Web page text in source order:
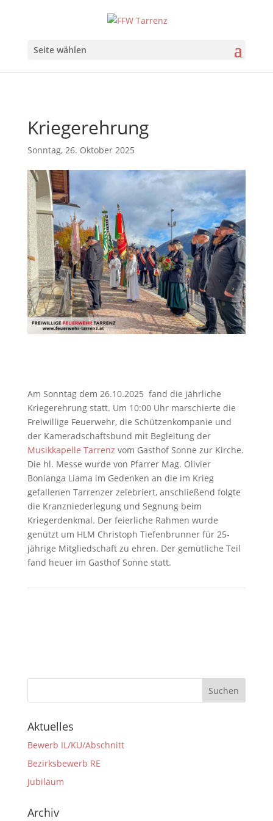
Seite wählen
Kriegerehrung
Sonntag, 26. Oktober 2025
Am Sonntag dem 26.10.2025 fand die jährliche
Kriegerehrung statt. Um 10:00 Uhr marschierte die
Freiwillige Feuerwehr, die Schützenkompanie und
der Kameradschaftsbund mit Begleitung der
Musikkapelle Tarrenz vom Gasthof Sonne zur Kirche.
Die hl. Messe wurde von Pfarrer Mag. Olivier
Bonianga Liama im Gedenken an die im Krieg
gefallenen Tarrenzer zelebriert, anschließend folgte
die Kranzniederlegung und Segnung beim
Kriegerdenkmal. Der feierliche Rahmen wurde
genützt um HLM Christoph Tiefenbrunner für 25-
jährige Mitgliedschaft zu ehren. Der gemütliche Teil
fand heuer im Gasthof Sonne statt.
Aktuelles
Bewerb IL/KU/Abschnitt
Bezirksbewerb RE
Jubiläum
Archiv